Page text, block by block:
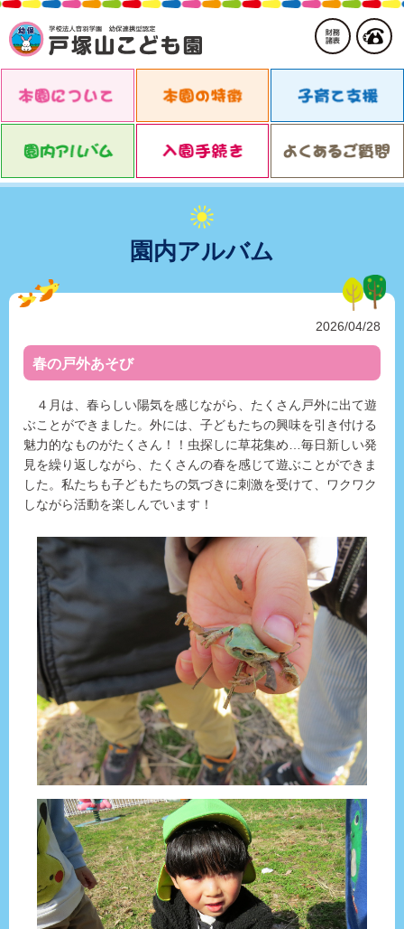
園内アルバム
2026/04/28
春の戸外あそび
４月は、春らしい陽気を感じながら、たくさん戸外に出て遊
ぶことができました。外には、子どもたちの興味を引き付ける
魅力的なものがたくさん！！虫探しに草花集め…毎日新しい発
見を繰り返しながら、たくさんの春を感じて遊ぶことができま
した。私たちも子どもたちの気づきに刺激を受けて、ワクワク
しながら活動を楽しんでいます！